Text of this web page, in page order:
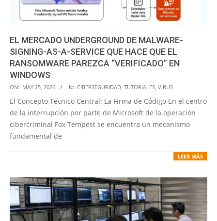
EL MERCADO UNDERGROUND DE MALWARE-
SIGNING-AS-A-SERVICE QUE HACE QUE EL
RANSOMWARE PAREZCA “VERIFICADO” EN
WINDOWS
2026-
05-
25
ON: MAY 25, 2026 IN: CIBERSEGURIDAD, TUTORIALES, VIRUS
El Concepto Técnico Central: La Firma de Código En el centro
de la interrupción por parte de Microsoft de la operación
cibercriminal Fox Tempest se encuentra un mecanismo
fundamental de
LEER MÁS